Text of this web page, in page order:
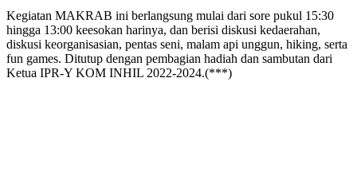
Kegiatan MAKRAB ini berlangsung mulai dari sore pukul 15:30
hingga 13:00 keesokan harinya, dan berisi diskusi kedaerahan,
diskusi keorganisasian, pentas seni, malam api unggun, hiking, serta
fun games. Ditutup dengan pembagian hadiah dan sambutan dari
Ketua IPR-Y KOM INHIL 2022-2024.(***)